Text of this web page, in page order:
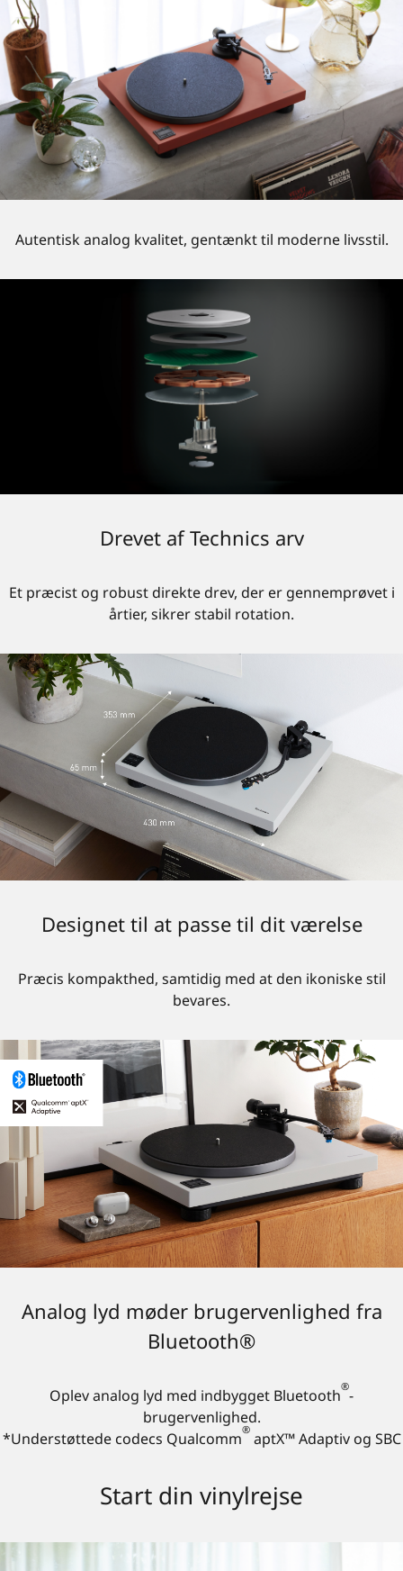
Autentisk analog kvalitet, gentænkt til moderne livsstil.
Drevet af Technics arv
Et præcist og robust direkte drev, der er gennemprøvet i
årtier, sikrer stabil rotation.
Designet til at passe til dit værelse
Præcis kompakthed, samtidig med at den ikoniske stil
bevares.
Analog lyd møder brugervenlighed fra
Bluetooth®
Oplev analog lyd med indbygget Bluetooth®-
brugervenlighed.
*Understøttede codecs Qualcomm®aptX™ Adaptiv og SBC
Start din vinylrejse